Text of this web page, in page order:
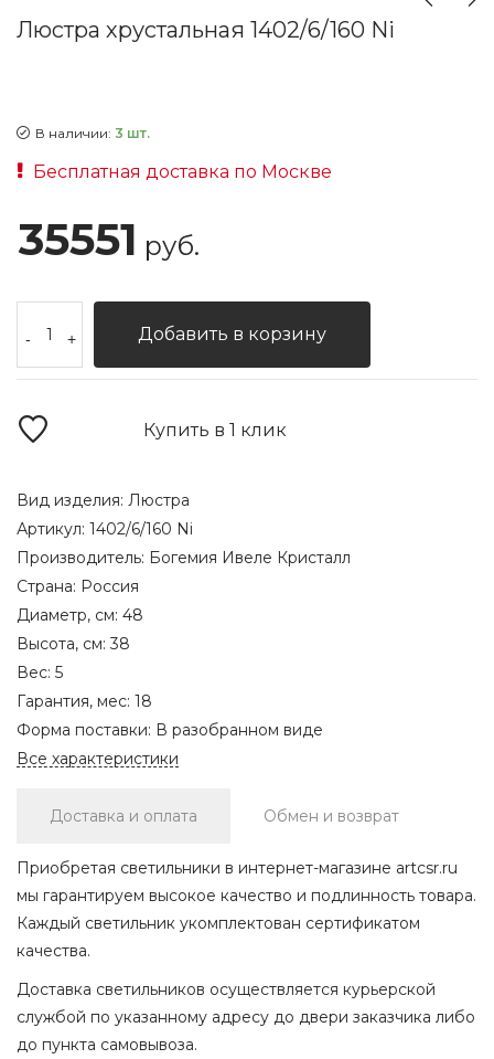
Люстра хрустальная 1402/6/160 Ni
В наличии: 3 шт.
Бесплатная доставка по Москве
35551 руб.
- + Добавить в корзину
Купить в 1 клик
Вид изделия: Люстра
Артикул: 1402/6/160 Ni
Производитель: Богемия Ивеле Кристалл
Страна: Россия
Диаметр, см: 48
Высота, см:38
Вес: 5
Гарантия, мес: 18
Форма поставки: В разобранном виде
Все характеристики
Доставка и оплата Обмен и возврат
Приобретая светильники в интернет-магазине artcsr.ru
мы гарантируем высокое качество и подлинность товара.
Каждый светильник укомплектован сертификатом
качества.
Доставка светильников осуществляется курьерской
службой по указанному адресу до двери заказчика либо
до пункта самовывоза.